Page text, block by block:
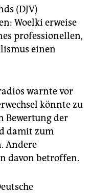
(DJV)
Woelki erweise
professionellen,
einen
warnte vor
könnte zu
Bewertung der
damit zum
Andere
davon betroffen.